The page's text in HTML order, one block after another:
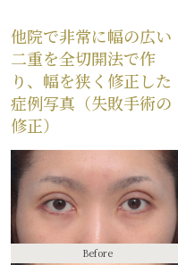
他院で非常に幅の広い
二重を全切開法で作
り、幅を狭く修正した
症例写真（失敗手術の
修正）
Before